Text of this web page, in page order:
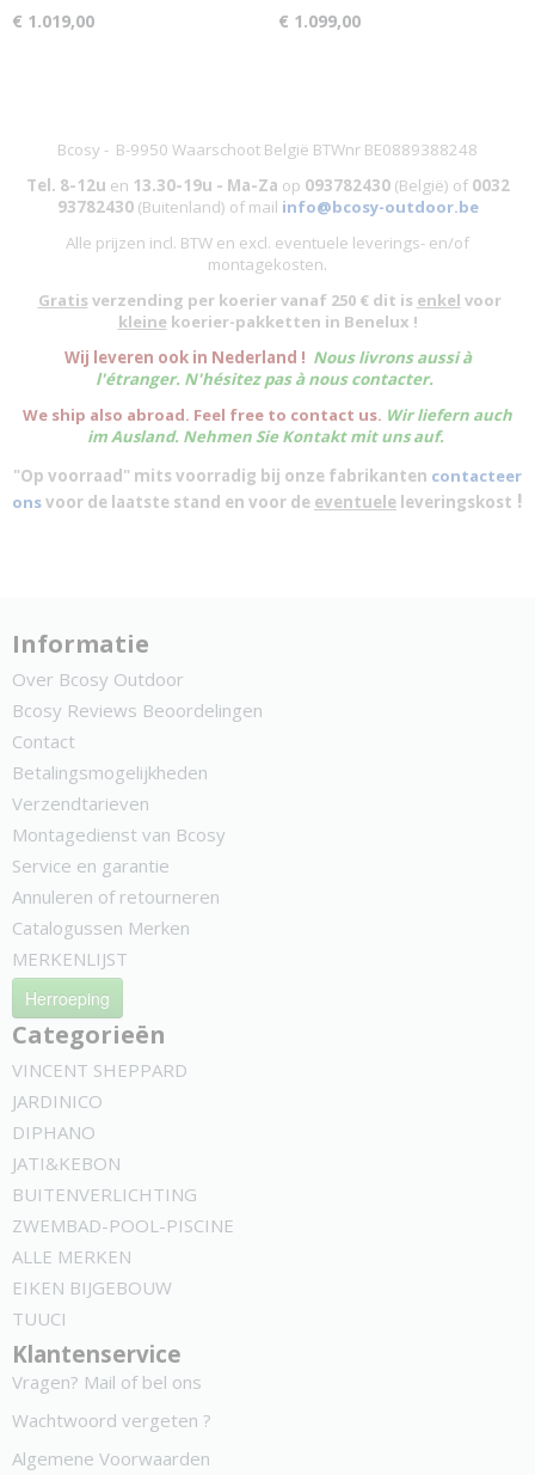
€ 1.019,00 € 1.099,00
Bcosy - B-9950 Waarschoot België BTWnr BE0889388248
Tel. 8-12u en 13.30-19u - Ma-Za op 093782430(België) of 0032
93782430(Buitenland) of mail info@bcosy-outdoor.be
Alle prijzen incl. BTW en excl. eventuele leverings- en/of
montagekosten.
Gratis verzending per koerier vanaf 250 € dit is enkel voor
kleinekoerier-pakketten in Benelux !
Wij leveren ook in Nederland ! Nous livrons aussi à
l'étranger. N'hésitez pas à nous contacter.
We ship also abroad. Feel free to contact us. Wir liefern auch
im Ausland. Nehmen Sie Kontakt mit uns auf.
"Op voorraad" mits voorradig bij onze fabrikanten contacteer
onsvoor de laatste stand en voor de eventuele leveringskost !
Informatie
Over Bcosy Outdoor
Bcosy Reviews Beoordelingen
Contact
Betalingsmogelijkheden
Verzendtarieven
Montagedienst van Bcosy
Service en garantie
Annuleren of retourneren
Catalogussen Merken
MERKENLIJST
Herroeping
Categorieën
VINCENT SHEPPARD
JARDINICO
DIPHANO
JATI&KEBON
BUITENVERLICHTING
ZWEMBAD-POOL-PISCINE
ALLE MERKEN
EIKEN BIJGEBOUW
TUUCI
Klantenservice
Vragen? Mail of bel ons
Wachtwoord vergeten ?
Algemene Voorwaarden